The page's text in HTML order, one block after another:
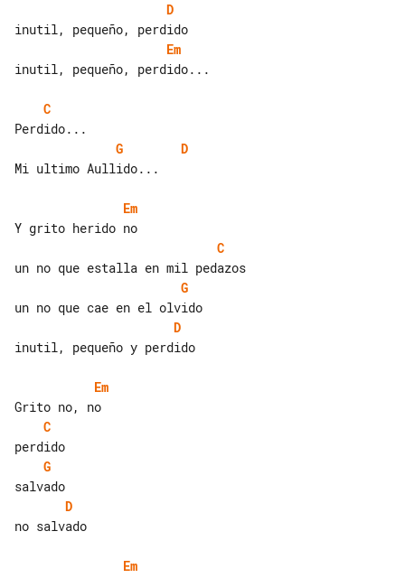
D
Em
inutil, pequeño, perdido...
C
G
D
Mi ultimo Aullido...
Em
C
G
D
inutil, pequeño y perdido
Em
C
G
D
no salvado
Em